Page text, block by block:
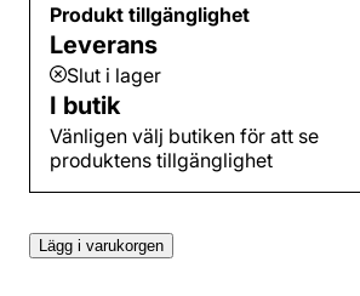
Produkt tillgänglighet
Leverans
Slut i lager
I butik
Vänligen välj butiken för att se
produktens tillgänglighet
Lägg i varukorgen